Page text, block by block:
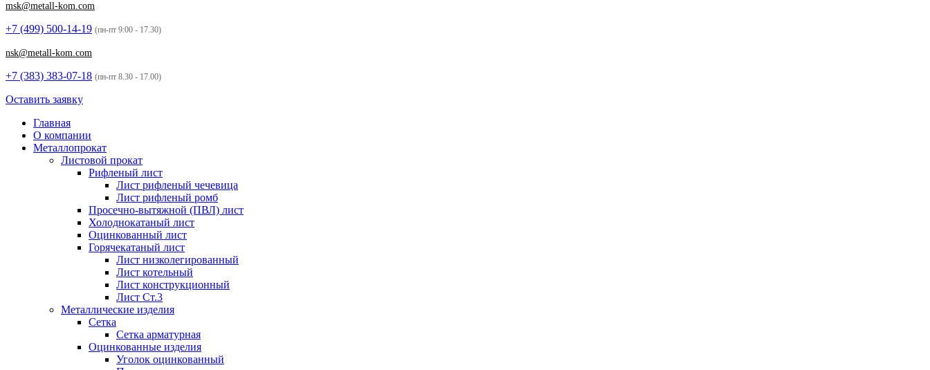
msk@metall-kom.com
+7 (499) 500-14-19 (пн-пт 9:00 - 17.30)
nsk@metall-kom.com
+7 (383) 383-07-18 (пн-пт 8.30 - 17.00)
Оставить заявку
Главная
О компании
Металлопрокат
Листовой прокат
Рифленый лист
Лист рифленый чечевица
Лист рифленый ромб
Просечно-вытяжной (ПВЛ) лист
Холоднокатаный лист
Оцинкованный лист
Горячекатаный лист
Лист низколегированный
Лист котельный
Лист конструкционный
Лист Ст.3
Металлические изделия
Сетка
Сетка арматурная
Оцинкованные изделия
Уголок оцинкованный